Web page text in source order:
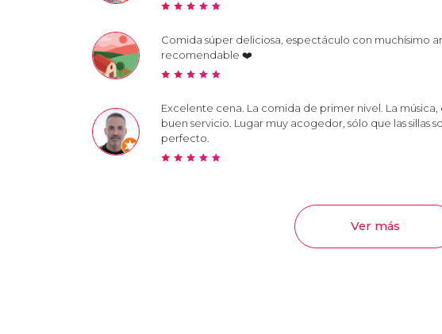
Comida súper deliciosa, espectáculo con muchísimo
recomendable ❤️
Excelente cena. La comida de primer nivel. La
buen servicio. Lugar muy acogedor, sólo que las sillas
perfecto.
Ver más